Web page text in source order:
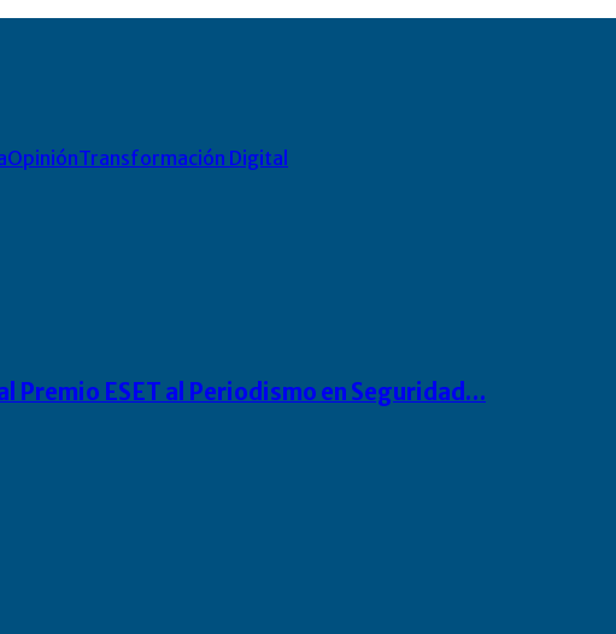
OpiniónTransformación Digital
Premio ESET al Periodismo en Seguridad…